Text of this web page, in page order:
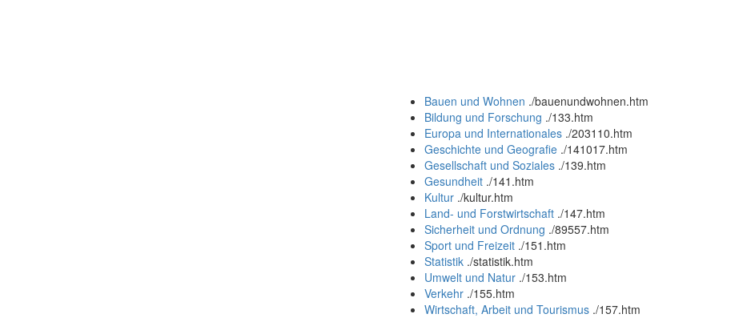
Bauen und Wohnen ./bauenundwohnen.htm
Bildung und Forschung ./133.htm
Europa und Internationales ./203110.htm
Geschichte und Geografie ./141017.htm
Gesellschaft und Soziales ./139.htm
Gesundheit ./141.htm
Kultur ./kultur.htm
Land- und Forstwirtschaft ./147.htm
Sicherheit und Ordnung ./89557.htm
Sport und Freizeit ./151.htm
Statistik ./statistik.htm
Umwelt und Natur ./153.htm
Verkehr ./155.htm
Wirtschaft, Arbeit und Tourismus ./157.htm